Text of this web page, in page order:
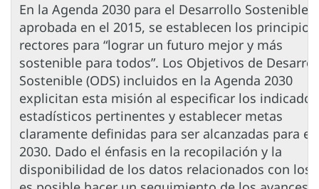
En la Agenda 2030 para el Desarrollo Sostenible,
aprobada en el 2015, se establecen los principios
rectores para “lograr un futuro mejor y más
sostenible para todos”. Los Objetivos de
Sostenible (ODS) incluidos en la Agenda 2030
explicitan esta misión al especificar los
estadísticos pertinentes y establecer metas
claramente definidas para ser alcanzadas para el
2030. Dado el énfasis en la recopilación y la
disponibilidad de los datos relacionados con los